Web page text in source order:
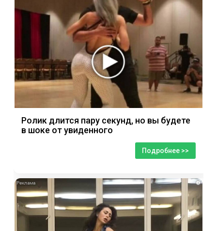
Ролик длится пару секунд, но вы будете
в шоке от увиденного
Подробнее >>
i